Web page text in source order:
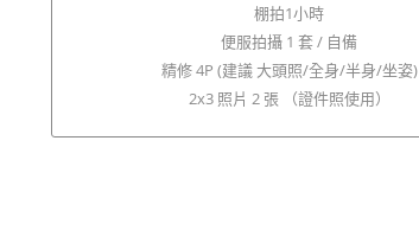
棚拍1小時
便服拍攝 1 套 / 自備
精修 4P (建議 大頭照/全身/半身/坐姿)
2x3 照片 2 張 （證件照使用）